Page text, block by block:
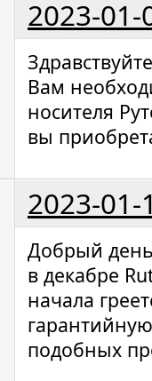
2023-01-
Вам
носителя
вы
2023-01-
Добрый
в декабре
начала
подобных